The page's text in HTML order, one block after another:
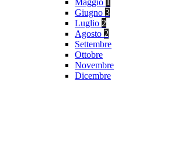
Maggio
Giugno 3
Luglio 2
Agosto 2
Settembre
Ottobre
Novembre
Dicembre